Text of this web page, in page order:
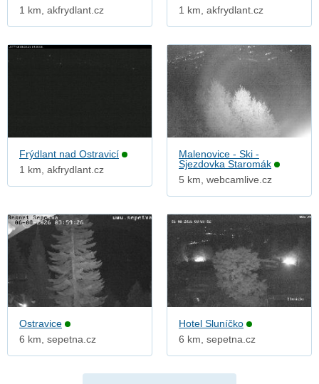
1 km, akfrydlant.cz
1 km, akfrydlant.cz
Frýdlant nad Ostravicí
1 km, akfrydlant.cz
Malenovice - Ski -
Sjezdovka Staromák
5 km, webcamlive.cz
Ostravice
6 km, sepetna.cz
Hotel Sluníčko
6 km, sepetna.cz